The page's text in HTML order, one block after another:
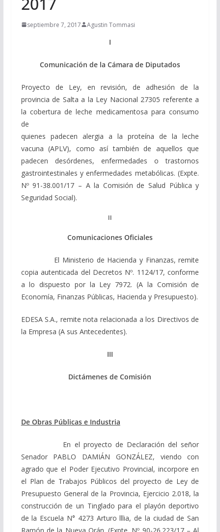
septiembre 7, 2017 Agustin Tommasi
I
Comunicación de la Cámara de Diputados
Proyecto de Ley, en revisión, de adhesión de la
provincia de Salta a la Ley Nacional 27305 referente a
la cobertura de leche medicamentosa para consumo
de
quienes padecen alergia a la proteína de la leche
vacuna (APLV), como así también de aquellos que
padecen desórdenes, enfermedades o trastornos
gastrointestinales y enfermedades metabólicas. (Expte.
Nº 91-38.001/17 – A la Comisión de Salud Pública y
Seguridad Social).
II
Comunicaciones Oficiales
El Ministerio de Hacienda y Finanzas, remite
copia autenticada del Decretos Nº. 1124/17, conforme
a lo dispuesto por la Ley 7972. (A la Comisión de
Economía, Finanzas Públicas, Hacienda y Presupuesto).
EDESA S.A., remite nota relacionada a los Directivos de
la Empresa (A sus Antecedentes).
III
Dictámenes de Comisión
De Obras Públicas e Industria
En el proyecto de Declaración del señor
Senador PABLO DAMIÁN GONZÁLEZ, viendo con
agrado que el Poder Ejecutivo Provincial, incorpore en
el Plan de Trabajos Públicos del proyecto de Ley de
Presupuesto General de la Provincia, Ejercicio 2.018, la
construcción de un Tinglado para el playón deportivo
de la Escuela N° 4273 Arturo lllia, de la ciudad de San